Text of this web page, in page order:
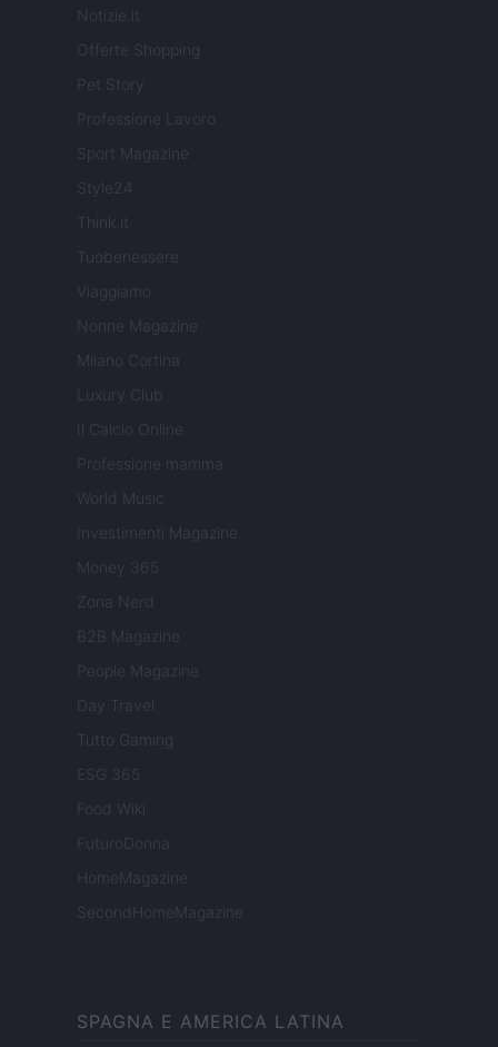
Notizie.it
Offerte Shopping
Pet Story
Professione Lavoro
Sport Magazine
Style24
Think.it
Tuobenessere
Viaggiamo
Nonne Magazine
Milano Cortina
Luxury Club
Il Calcio Online
Professione mamma
World Music
Investimenti Magazine
Money 365
Zona Nerd
B2B Magazine
People Magazine
Day Travel
Tutto Gaming
ESG 365
Food Wiki
FuturoDonna
HomeMagazine
SecondHomeMagazine
SPAGNA E AMERICA LATINA